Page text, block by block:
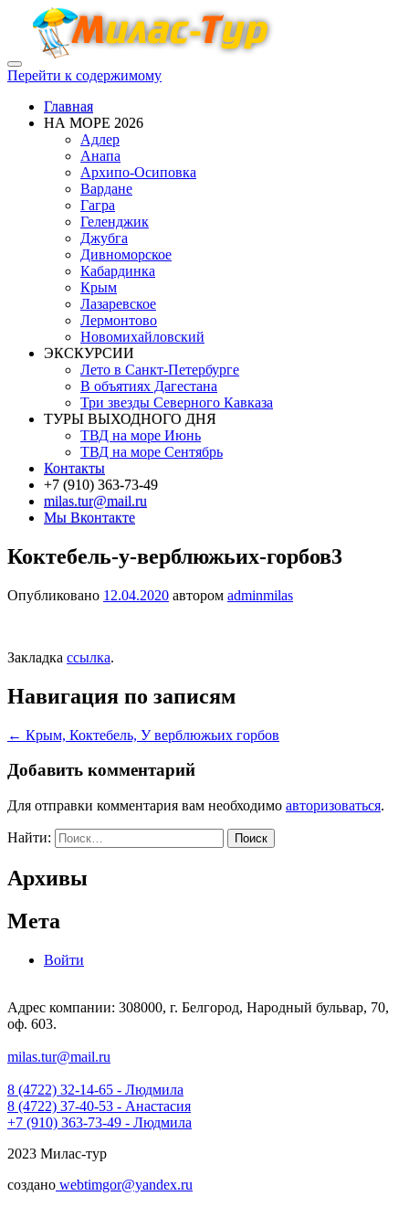
Показать/
Скрыть
навигацию
Перейти к содержимому
Главная
НА МОРЕ 2026
Адлер
Анапа
Архипо-Осиповка
Вардане
Гагра
Геленджик
Джубга
Дивноморское
Кабардинка
Крым
Лазаревское
Лермонтово
Новомихайловский
ЭКСКУРСИИ
Лето в Санкт-Петербурге
В объятиях Дагестана
Три звезды Северного Кавказа
ТУРЫ ВЫХОДНОГО ДНЯ
ТВД на море Июнь
ТВД на море Сентябрь
Контакты
+7 (910) 363-73-49
milas.tur@mail.ru
Мы Вконтакте
Коктебель-у-верблюжьих-горбов3
Опубликовано 12.04.2020 автором adminmilas
Закладка ссылка.
Навигация по записям
← Крым, Коктебель, У верблюжьих горбов
Добавить комментарий
Для отправки комментария вам необходимо авторизоваться.
Найти:
Архивы
Мета
Войти
Адрес компании: 308000, г. Белгород, Народный бульвар, 70,
оф. 603.
milas.tur@mail.ru
8 (4722) 32-14-65 - Людмила
8 (4722) 37-40-53 - Анастасия
+7 (910) 363-73-49 - Людмила
2023 Милас-тур
создано webtimgor@yandex.ru